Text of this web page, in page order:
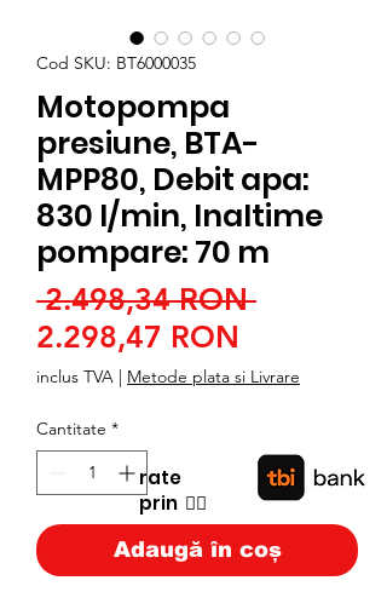
Cod SKU: BT6000035
Motopompa
presiune, BTA-
MPP80, Debit apa:
830 l/min, Inaltime
pompare: 70 m
2.498,34 RON Preț
2.298,47 RON
redus
inclus TVA | Metode plata si Livrare
Cantitate *
Adaugă în coș
rate
prin 👉🏿